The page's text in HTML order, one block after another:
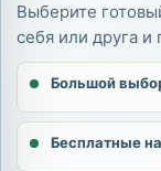
Выберите
себя или друга и
Большой
Бесплатные